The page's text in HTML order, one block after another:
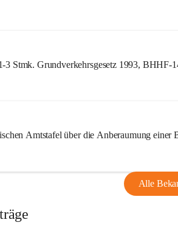
3 Stmk. Grundverkehrsgesetz 1993, BHHF-
Amtstafel über die Anberaumung einer
Alle